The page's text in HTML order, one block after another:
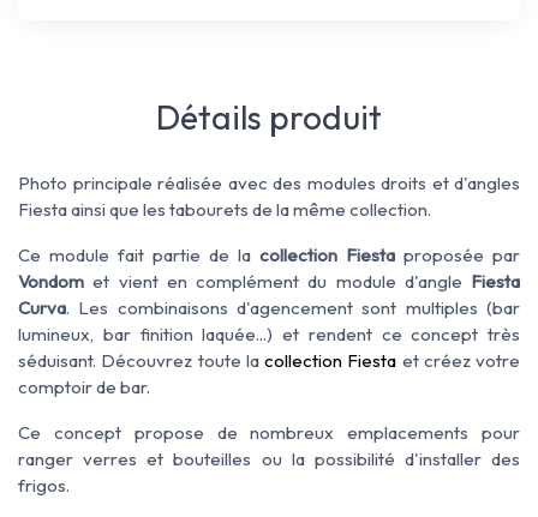
Détails produit
Photo principale réalisée avec des modules droits et d'angles
Fiesta ainsi que les tabourets de la même collection.
Ce module fait partie de la collection Fiesta proposée par
Vondom et vient en complément du module d'angle Fiesta
Curva. Les combinaisons d'agencement sont multiples (bar
lumineux, bar finition laquée...) et rendent ce concept très
séduisant. Découvrez toute la collection Fiesta et créez votre
comptoir de bar.
Ce concept propose de nombreux emplacements pour
ranger verres et bouteilles ou la possibilité d'installer des
frigos.